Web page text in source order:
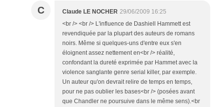
C Claude LE NOCHER 29/06/2009 16:25
<br /> <br /> L'influence de Dashiell Hammett est
revendiquée par la plupart des auteurs de romans
noirs. Même si quelques-uns d'entre eux s'en
éloignent assez nettement en<br /> réalité,
confondant la dureté exprimée par Hammet avec la
violence sanglante genre serial killer, par exemple.
Un auteur qu'on devrait relire de temps en temps,
pour ne pas oublier les bases<br /> (posées avant
que Chandler ne poursuive dans le même sens).<br